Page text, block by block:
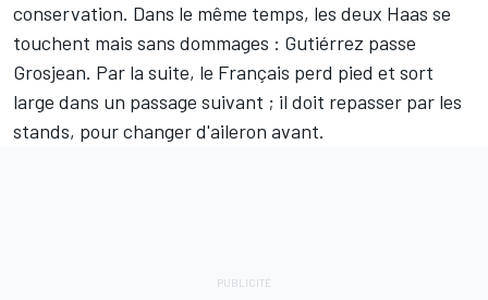
conservation. Dans le même temps, les deux Haas se
touchent mais sans dommages : Gutiérrez passe
Grosjean. Par la suite, le Français perd pied et sort
large dans un passage suivant ; il doit repasser par les
stands, pour changer d'aileron avant.